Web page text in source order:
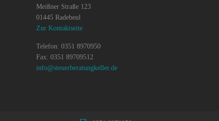
Meißner Straße 123
01445 Radebeul
Zur Kontaktseite
Telefon: 0351 8970950
Fax: 0351 89709512
info@steuerberatungkeller.de